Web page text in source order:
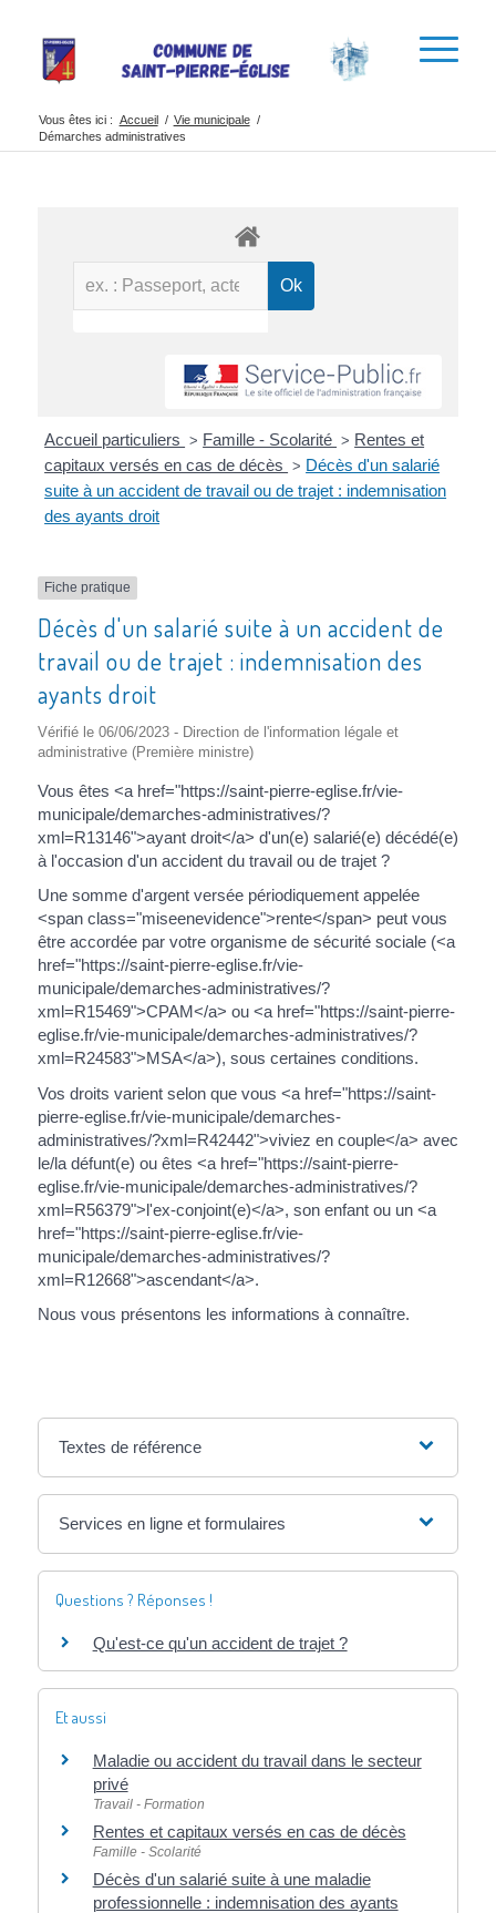
Vous êtes ici : Accueil / Vie municipale /
Démarches administratives
Accueil particuliers > Famille - Scolarité > Rentes et
capitaux versés en cas de décès > Décès d'un salarié
suite à un accident de travail ou de trajet : indemnisation
des ayants droit
Fiche pratique
Décès d'un salarié suite à un accident de
travail ou de trajet : indemnisation des
ayants droit
Vérifié le 06/06/2023 - Direction de l'information légale et
administrative (Première ministre)
Vous êtes <a href="https://saint-pierre-eglise.fr/vie-
municipale/demarches-administratives/?
xml=R13146">ayant droit</a> d'un(e) salarié(e) décédé(e)
à l'occasion d'un accident du travail ou de trajet ?
Une somme d'argent versée périodiquement appelée
<span class="miseenevidence">rente</span> peut vous
être accordée par votre organisme de sécurité sociale (<a
href="https://saint-pierre-eglise.fr/vie-
municipale/demarches-administratives/?
xml=R15469">CPAM</a> ou <a href="https://saint-pierre-
eglise.fr/vie-municipale/demarches-administratives/?
xml=R24583">MSA</a>), sous certaines conditions.
Vos droits varient selon que vous <a href="https://saint-
pierre-eglise.fr/vie-municipale/demarches-
administratives/?xml=R42442">viviez en couple</a> avec
le/la défunt(e) ou êtes <a href="https://saint-pierre-
eglise.fr/vie-municipale/demarches-administratives/?
xml=R56379">l'ex-conjoint(e)</a>, son enfant ou un <a
href="https://saint-pierre-eglise.fr/vie-
municipale/demarches-administratives/?
xml=R12668">ascendant</a>.
Nous vous présentons les informations à connaître.
Textes de référence
Services en ligne et formulaires
Questions ? Réponses !
Qu'est-ce qu'un accident de trajet ?
Et aussi
Maladie ou accident du travail dans le secteur
privé
Travail - Formation
Rentes et capitaux versés en cas de décès
Famille - Scolarité
Décès d'un salarié suite à une maladie
professionnelle : indemnisation des ayants